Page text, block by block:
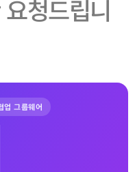
청드립니
업 그룹웨어